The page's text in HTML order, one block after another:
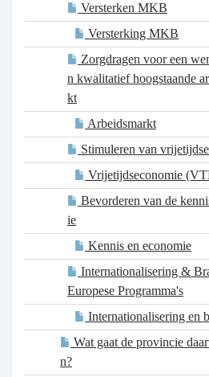
Versterken MKB
Versterking MKB
Zorgdragen voor een
n kwalitatief hoogstaande
kt
Arbeidsmarkt
Stimuleren van
Vrijetijdseconomie
Bevorderen van de
ie
Kennis en economie
Internationalisering &
Europese Programma's
Internationalisering en
Wat gaat de provincie
n?